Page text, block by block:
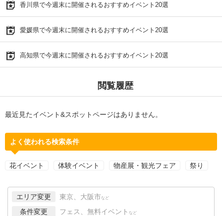
香川県で今週末に開催されるおすすめイベント20選
愛媛県で今週末に開催されるおすすめイベント20選
高知県で今週末に開催されるおすすめイベント20選
閲覧履歴
最近見たイベント&スポットページはありません。
よく使われる検索条件
花イベント 体験イベント 物産展・観光フェア 祭り
エリア変更 東京、大阪市 など
条件変更 フェス、無料イベント など